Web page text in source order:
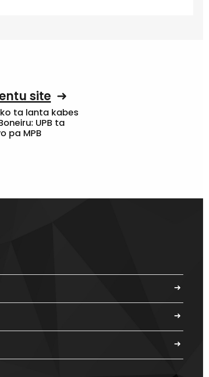
site
ta lanta kabes
UPB ta
pa MPB